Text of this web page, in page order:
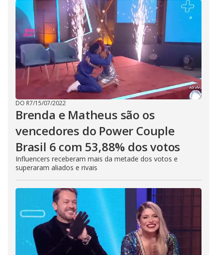
DO R7/15/07/2022
Brenda e Matheus são os
vencedores do Power Couple
Brasil 6 com 53,88% dos votos
Influencers receberam mais da metade dos votos e
superaram aliados e rivais